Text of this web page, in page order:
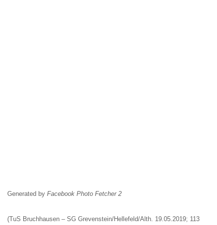
Generated by Facebook Photo Fetcher 2
(TuS Bruchhausen – SG Grevenstein/Hellefeld/Alth. 19.05.2019; 113